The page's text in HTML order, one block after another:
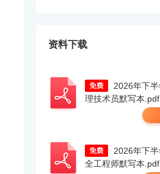
资料下载
理技术员默写本.pdf
全工程师默写本.pdf